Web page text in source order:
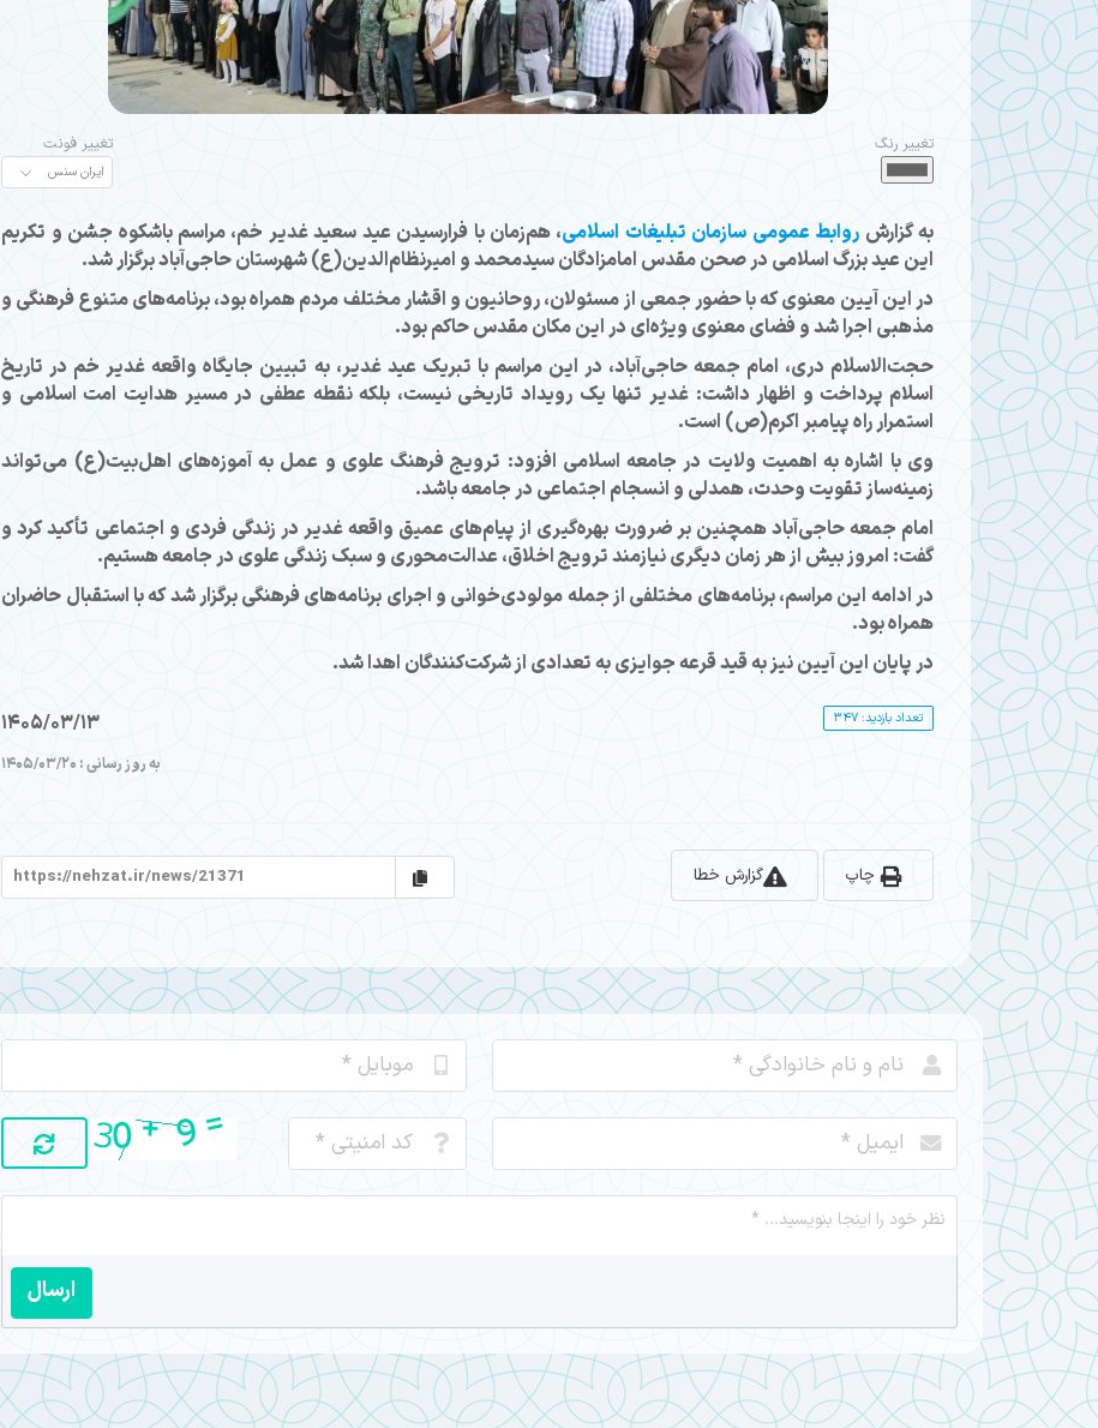
تغییر رنگ تغییر فونت
به گزارش روابط عمومی سازمان تبلیغات اسلامی، هم‌زمان با فرارسیدن عید سعید غدیر خم، مراسم باشکوه جشن و تکریم
این عید بزرگ اسلامی در صحن مقدس امامزادگان سیدمحمد و امیرنظام‌الدین(ع) شهرستان حاجی‌آباد برگزار شد.
در این آیین معنوی که با حضور جمعی از مسئولان، روحانیون و اقشار مختلف مردم همراه بود، برنامه‌های متنوع فرهنگی و
مذهبی اجرا شد و فضای معنوی ویژه‌ای در این مکان مقدس حاکم بود.
حجت‌الاسلام دری، امام جمعه حاجی‌آباد، در این مراسم با تبریک عید غدیر، به تبیین جایگاه واقعه غدیر خم در تاریخ
اسلام پرداخت و اظهار داشت: غدیر تنها یک رویداد تاریخی نیست، بلکه نقطه عطفی در مسیر هدایت امت اسلامی و
استمرار راه پیامبر اکرم(ص) است.
وی با اشاره به اهمیت ولایت در جامعه اسلامی افزود: ترویج فرهنگ علوی و عمل به آموزه‌های اهل‌بیت(ع) می‌تواند
زمینه‌ساز تقویت وحدت، همدلی و انسجام اجتماعی در جامعه باشد.
امام جمعه حاجی‌آباد همچنین بر ضرورت بهره‌گیری از پیام‌های عمیق واقعه غدیر در زندگی فردی و اجتماعی تأکید کرد و
گفت: امروز بیش از هر زمان دیگری نیازمند ترویج اخلاق، عدالت‌محوری و سبک زندگی علوی در جامعه هستیم.
در ادامه این مراسم، برنامه‌های مختلفی از جمله مولودی‌خوانی و اجرای برنامه‌های فرهنگی برگزار شد که با استقبال حاضران
همراه بود.
در پایان این آیین نیز به قید قرعه جوایزی به تعدادی از شرکت‌کنندگان اهدا شد.
1405/03/13
به روز رسانی : 1405/03/20
تعداد بازدید: 347
گزارش خطا چاپ
ارسال